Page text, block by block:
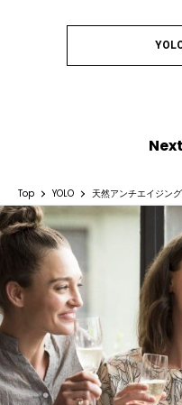
Top YOLO 天然アンチエイジン